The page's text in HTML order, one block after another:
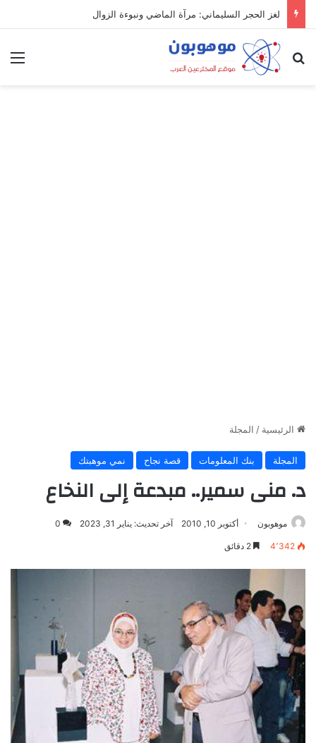
لغز الحجر السليماني: مرآة الماضي ونبوءة الزوال
بحث عن
الرئيسية / المجلة
المجلة بنك المعلومات قصة نجاح نمي موهبتك
د. منى سمير.. مبدعة إلى النخاع
موهوبون أكتوبر 10, 2010 آخر تحديث: يناير 31, 2023 0
4٬342